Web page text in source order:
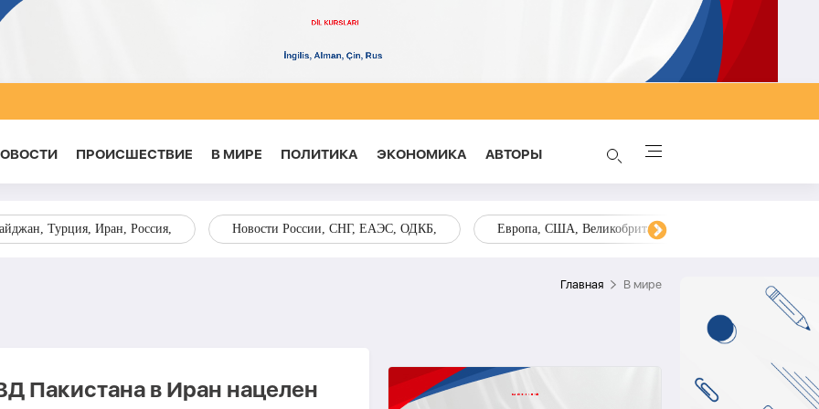
ПРОИСШЕСТВИЕ В МИРЕ ПОЛИТИКА ЭКОНОМИКА AВТОРЫ
Турция, Иран, Россия, Новости России, СНГ, ЕАЭС, ОДКБ, Европа, США, Великобритания, Украина, Запад,
Главная В мире
Пакистана в Иран нацелен